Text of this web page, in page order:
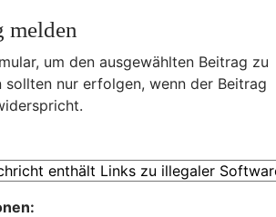
melden
um den ausgewählten Beitrag zu
sollten nur erfolgen, wenn der Beitrag